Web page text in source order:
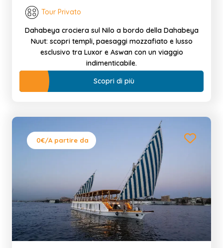
Tour Privato
Dahabeya crociera sul Nilo a bordo della Dahabeya
Nuut: scopri templi, paesaggi mozzafiato e lusso
esclusivo tra Luxor e Aswan con un viaggio
indimenticabile.
Scopri di più
0€/A partire da